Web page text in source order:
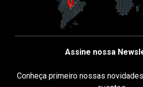
Assine nossa
Conheça primeiro nossas